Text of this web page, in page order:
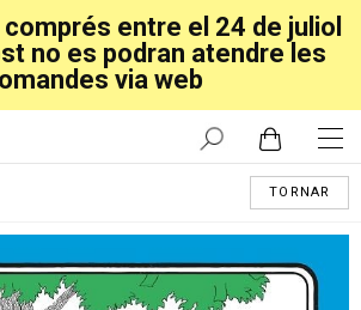
entre el 24 de juliol
no es podran atendre les
via web
TORNAR